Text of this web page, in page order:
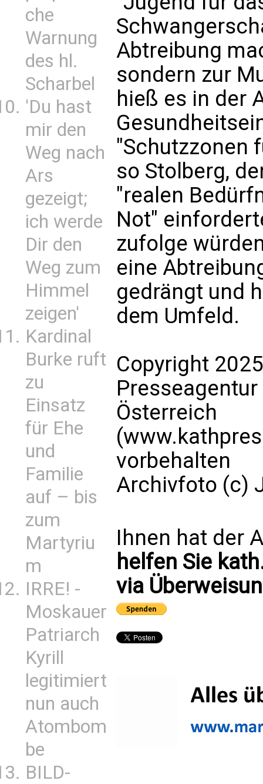
che
Warnung
des hl.
Scharbel
'Du hast
mir den
Weg nach
Ars
gezeigt;
ich werde
Dir den
Weg zum
Himmel
zeigen'
Kardinal
Burke ruft
zu
Einsatz
für Ehe
und
Familie
auf – bis
zum
Martyriu
m
IRRE! -
Moskauer
Patriarch
Kyrill
legitimiert
nun auch
Atombom
be
BILD-
Abtreibung
sondern zur
hieß es in der
"Schutzzonen
so Stolberg,
"realen
Not"
zufolge
eine
gedrängt und
dem Umfeld.
Copyright
Presseagentur
Österreich
vorbehalten
Archivfoto (c)
Ihnen hat der
helfen Sie
via